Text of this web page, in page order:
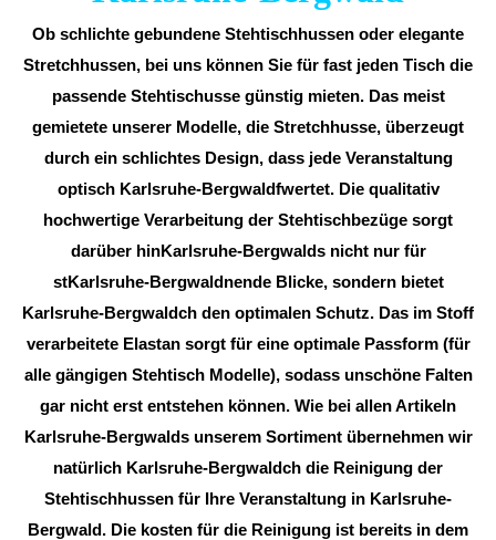
Ob schlichte gebundene Stehtischhussen oder elegante
Stretchhussen, bei uns können Sie für fast jeden Tisch die
passende Stehtischusse günstig mieten. Das meist
gemietete unserer Modelle, die Stretchhusse, überzeugt
durch ein schlichtes Design, dass jede Veranstaltung
optisch Karlsruhe-Bergwaldfwertet. Die qualitativ
hochwertige Verarbeitung der Stehtischbezüge sorgt
darüber hinKarlsruhe-Bergwalds nicht nur für
stKarlsruhe-Bergwaldnende Blicke, sondern bietet
Karlsruhe-Bergwaldch den optimalen Schutz. Das im Stoff
verarbeitete Elastan sorgt für eine optimale Passform (für
alle gängigen Stehtisch Modelle), sodass unschöne Falten
gar nicht erst entstehen können. Wie bei allen Artikeln
Karlsruhe-Bergwalds unserem Sortiment übernehmen wir
natürlich Karlsruhe-Bergwaldch die Reinigung der
Stehtischhussen für Ihre Veranstaltung in Karlsruhe-
Bergwald. Die kosten für die Reinigung ist bereits in dem